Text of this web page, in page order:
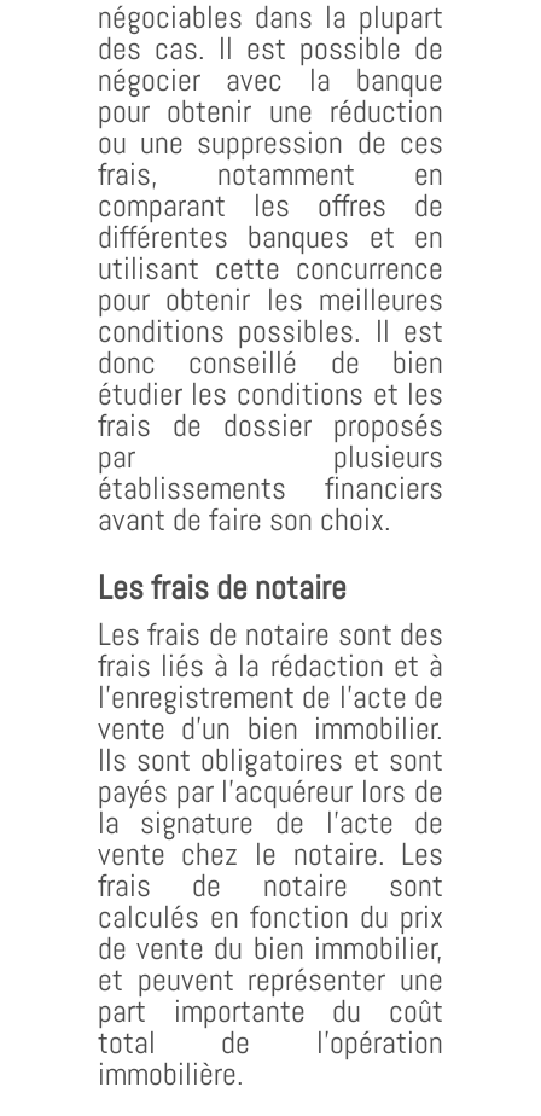
négociables dans la plupart
des cas. Il est possible de
négocier avec la banque
pour obtenir une réduction
ou une suppression de ces
frais, notamment en
comparant les offres de
différentes banques et en
utilisant cette concurrence
pour obtenir les meilleures
conditions possibles. Il est
donc conseillé de bien
étudier les conditions et les
frais de dossier proposés
par plusieurs
établissements financiers
avant de faire son choix.
Les frais de notaire
Les frais de notaire sont des
frais liés à la rédaction et à
l’enregistrement de l’acte de
vente d’un bien immobilier.
Ils sont obligatoires et sont
payés par l’acquéreur lors de
la signature de l’acte de
vente chez le notaire. Les
frais de notaire sont
calculés en fonction du prix
de vente du bien immobilier,
et peuvent représenter une
part importante du coût
total de l’opération
immobilière.